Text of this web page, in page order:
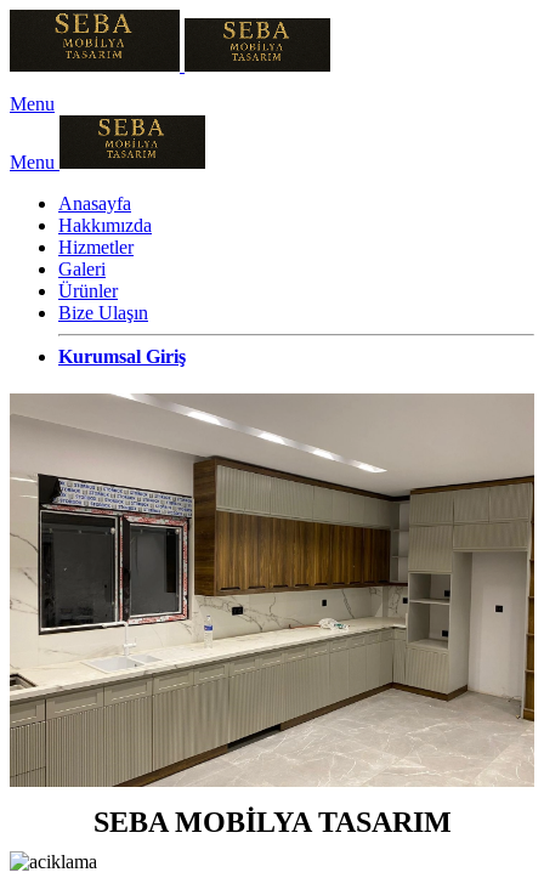
Menu
Menu
Anasayfa
Hakkımızda
Hizmetler
Galeri
Ürünler
Bize Ulaşın
Kurumsal Giriş
SEBA MOBİLYA TASARIM